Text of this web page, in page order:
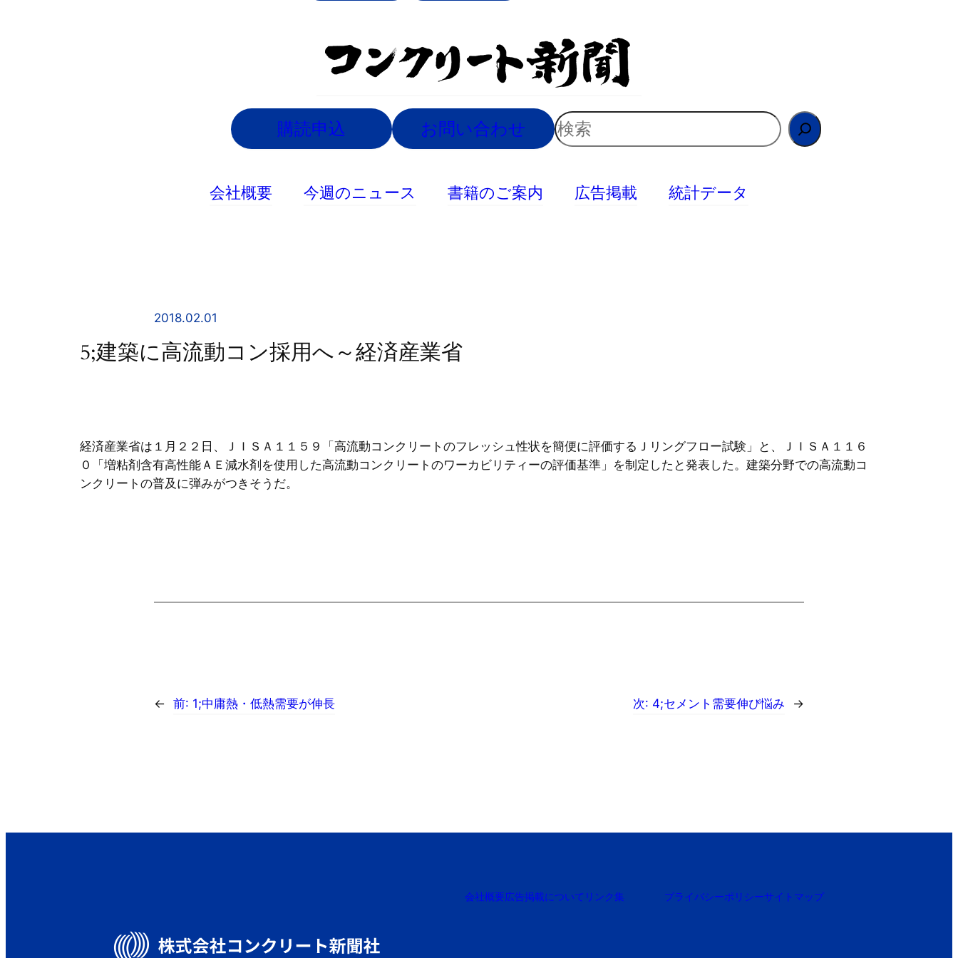
購読申込 お問い合わせ
検
索
会社概要 今週のニュース 書籍のご案内 広告掲載 統計データ
2018.02.01
5;建築に高流動コン採用へ～経済産業省
経済産業省は１月２２日、ＪＩＳＡ１１５９「高流動コンクリートのフレッシュ性状を簡便に評価するＪリングフロー試験」と、ＪＩＳＡ１１６
０「増粘剤含有高性能ＡＥ減水剤を使用した高流動コンクリートのワーカビリティーの評価基準」を制定したと発表した。建築分野での高流動コ
ンクリートの普及に弾みがつきそうだ。
← 前: 1;中庸熱・低熱需要が伸長 次: 4;セメント需要伸び悩み →
会社概要広告掲載について リンク集 プライバシーポリシーサイトマップ